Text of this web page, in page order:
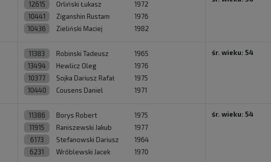
12615
Orliński Łukasz
1972
10441
Ziganshin Rustam
1976
10436
Zieliński Maciej 1982
11383 Robinski Tadeusz
1965
13494
Hewlicz Oleg
1976
10377
Sojka Dariusz Rafał
1975
10440
Cousens Daniel 1971
śr. wieku: 54
11386 Borys Robert
1975
11915
Raniszewski Jakub
1977
6173
Stefanowski Dariusz
1964
6231
Wróblewski Jacek 1970
śr. wieku: 54